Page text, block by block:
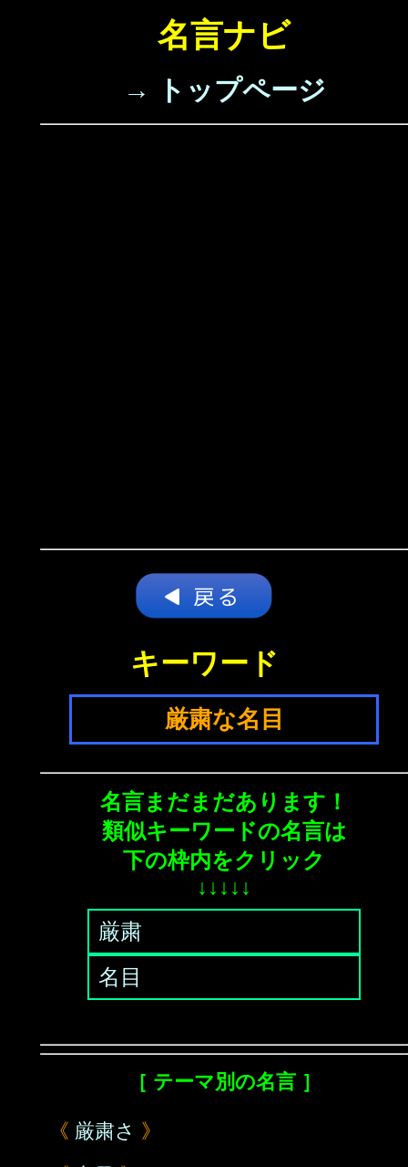
名言ナビ
→ トップページ
キーワード
厳粛な名目
名言まだまだあります！
類似キーワードの名言は
下の枠内をクリック
↓↓↓↓↓
厳粛
名目
［ テーマ別の名言 ］
《 厳粛さ 》